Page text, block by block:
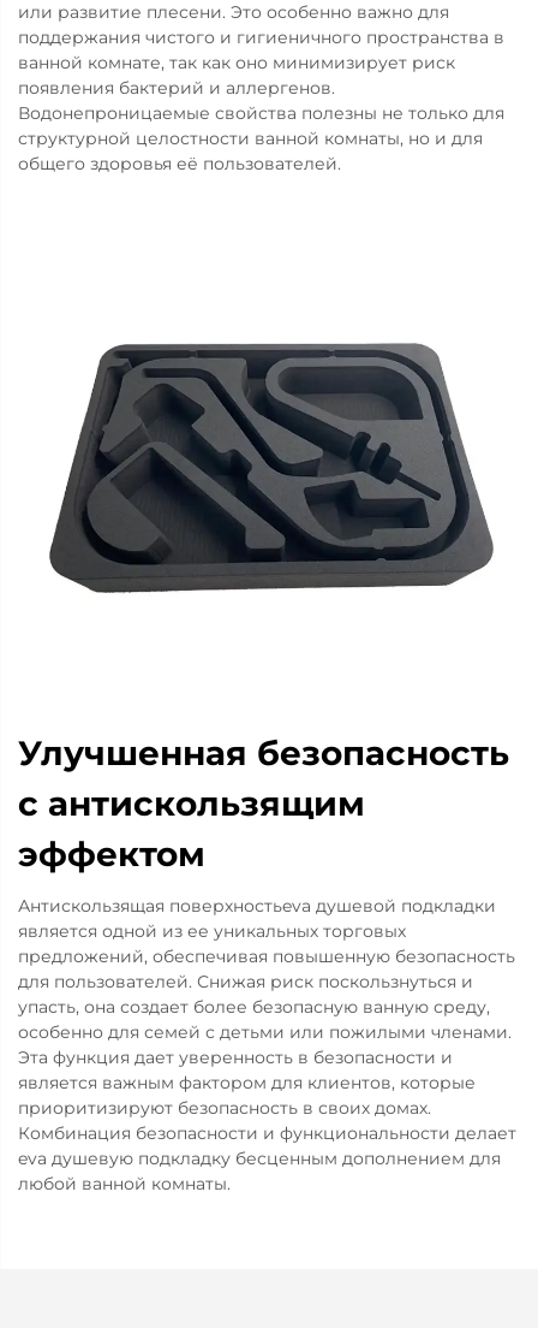
или развитие плесени. Это особенно важно для
поддержания чистого и гигиеничного пространства в
ванной комнате, так как оно минимизирует риск
появления бактерий и аллергенов.
Водонепроницаемые свойства полезны не только для
структурной целостности ванной комнаты, но и для
общего здоровья её пользователей.
Улучшенная безопасность
с антискользящим
эффектом
Антискользящая поверхностьeva душевой подкладки
является одной из ее уникальных торговых
предложений, обеспечивая повышенную безопасность
для пользователей. Снижая риск поскользнуться и
упасть, она создает более безопасную ванную среду,
особенно для семей с детьми или пожилыми членами.
Эта функция дает уверенность в безопасности и
является важным фактором для клиентов, которые
приоритизируют безопасность в своих домах.
Комбинация безопасности и функциональности делает
eva душевую подкладку бесценным дополнением для
любой ванной комнаты.